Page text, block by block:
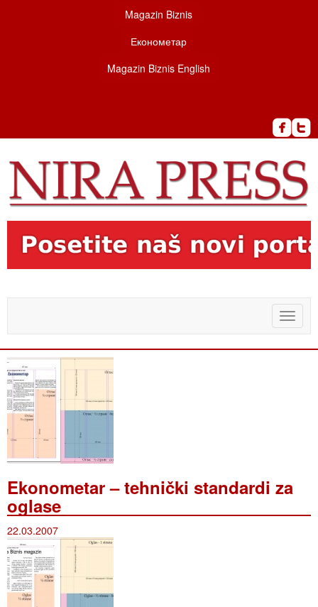
Magazin Biznis
Економетар
Magazin Biznis English
Toggle
Ekonometar – tehnički standardi za
oglase
22.03.2007